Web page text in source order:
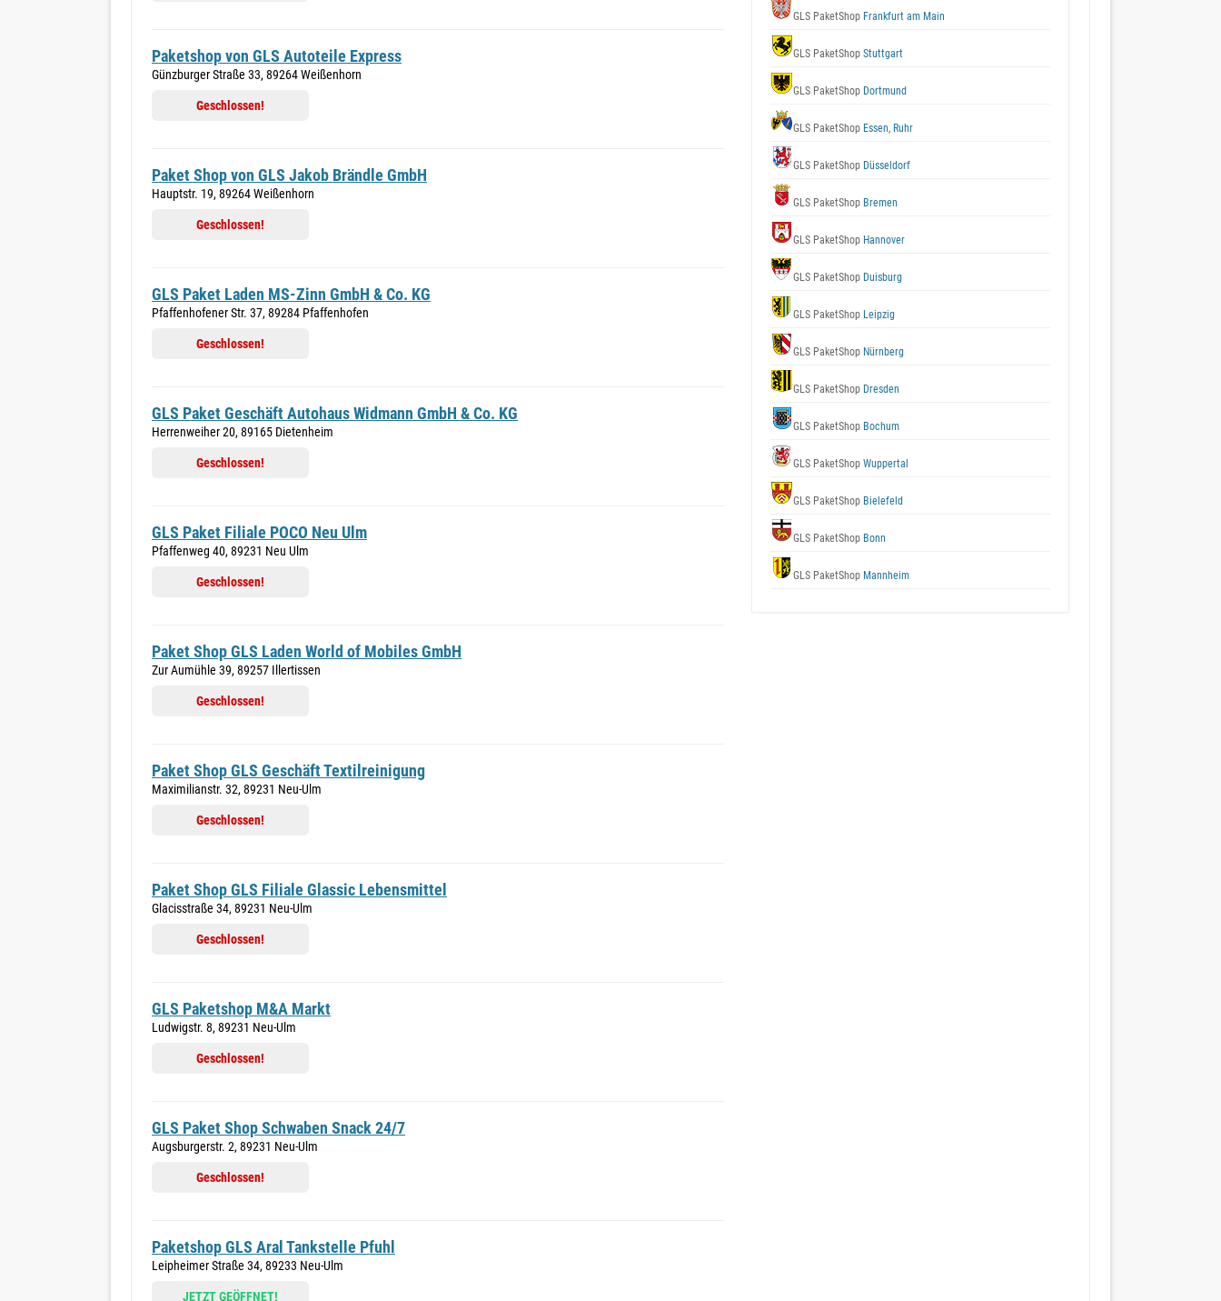
Paketshop von GLS Autoteile Express
Günzburger Straße 33, 89264 Weißenhorn
Geschlossen!
Paket Shop von GLS Jakob Brändle GmbH
Hauptstr. 19, 89264 Weißenhorn
Geschlossen!
GLS Paket Laden MS-Zinn GmbH & Co. KG
Pfaffenhofener Str. 37, 89284 Pfaffenhofen
Geschlossen!
GLS Paket Geschäft Autohaus Widmann GmbH & Co. KG
Herrenweiher 20, 89165 Dietenheim
Geschlossen!
GLS Paket Filiale POCO Neu Ulm
Pfaffenweg 40, 89231 Neu Ulm
Geschlossen!
Paket Shop GLS Laden World of Mobiles GmbH
Zur Aumühle 39, 89257 Illertissen
Geschlossen!
Paket Shop GLS Geschäft Textilreinigung
Maximilianstr. 32, 89231 Neu-Ulm
Geschlossen!
Paket Shop GLS Filiale Glassic Lebensmittel
Glacisstraße 34, 89231 Neu-Ulm
Geschlossen!
GLS Paketshop M&A Markt
Ludwigstr. 8, 89231 Neu-Ulm
Geschlossen!
GLS Paket Shop Schwaben Snack 24/7
Augsburgerstr. 2, 89231 Neu-Ulm
Geschlossen!
Paketshop GLS Aral Tankstelle Pfuhl
Leipheimer Straße 34, 89233 Neu-Ulm
JETZT GEÖFFNET!
GLS PaketShop Frankfurt am Main
GLS PaketShop Stuttgart
GLS PaketShop Dortmund
GLS PaketShop Essen, Ruhr
GLS PaketShop Düsseldorf
GLS PaketShop Bremen
GLS PaketShop Hannover
GLS PaketShop Duisburg
GLS PaketShop Leipzig
GLS PaketShop Nürnberg
GLS PaketShop Dresden
GLS PaketShop Bochum
GLS PaketShop Wuppertal
GLS PaketShop Bielefeld
GLS PaketShop Bonn
GLS PaketShop Mannheim